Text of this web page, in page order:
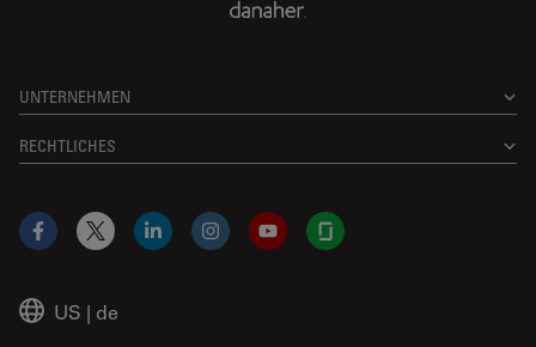
UNTERNEHMEN
RECHTLICHES
US | de
Facebook
X LinkedInInstagramYouTubeGlassdoor